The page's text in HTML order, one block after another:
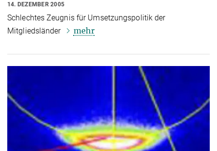
14. DEZEMBER 2005
Schlechtes Zeugnis für Umsetzungspolitik der
Mitgliedsländer
mehr